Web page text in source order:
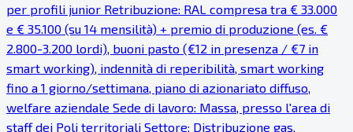
per profili junior Retribuzione: RAL compresa tra € 33.000
e € 35.100 (su 14 mensilità) + premio di produzione (es. €
2.800-3.200 lordi), buoni pasto (€12 in presenza / €7 in
smart working), indennità di reperibilità, smart working
fino a 1 giorno/settimana, piano di azionariato diffuso,
welfare aziendale Sede di lavoro: Massa, presso l'area di
staff dei Poli territoriali Settore: Distribuzione gas,